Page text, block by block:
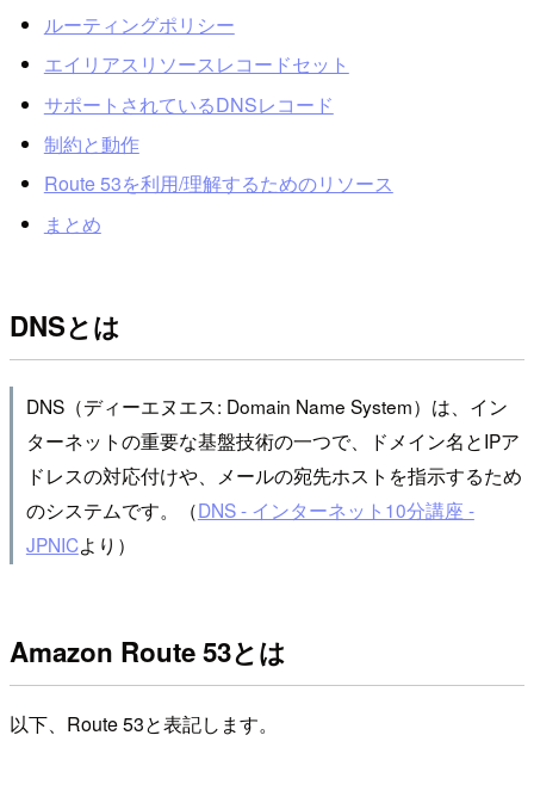
ルーティングポリシー
エイリアスリソースレコードセット
サポートされているDNSレコード
制約と動作
Route 53を利用/理解するためのリソース
まとめ
DNSとは
DNS（ディーエヌエス: Domain Name System）は、イン
ターネットの重要な基盤技術の一つで、ドメイン名とIPア
ドレスの対応付けや、メールの宛先ホストを指示するため
のシステムです。（DNS - インターネット10分講座 -
JPNICより）
Amazon Route 53とは
以下、Route 53と表記します。